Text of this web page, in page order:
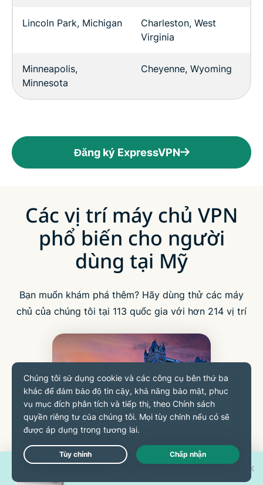
Lincoln Park, Michigan
Charleston, West
Virginia
Minneapolis,
Minnesota
Cheyenne, Wyoming
Đăng ký ExpressVPN
Các vị trí máy chủ VPN
phổ biến cho người
dùng tại Mỹ
Bạn muốn khám phá thêm? Hãy dùng thử các máy
chủ của chúng tôi tại 113 quốc gia với hơn 214 vị trí
VƯƠNG QUỐC ANH
Live Chat
Cơ hội trúng 1 trong 30 chiếc